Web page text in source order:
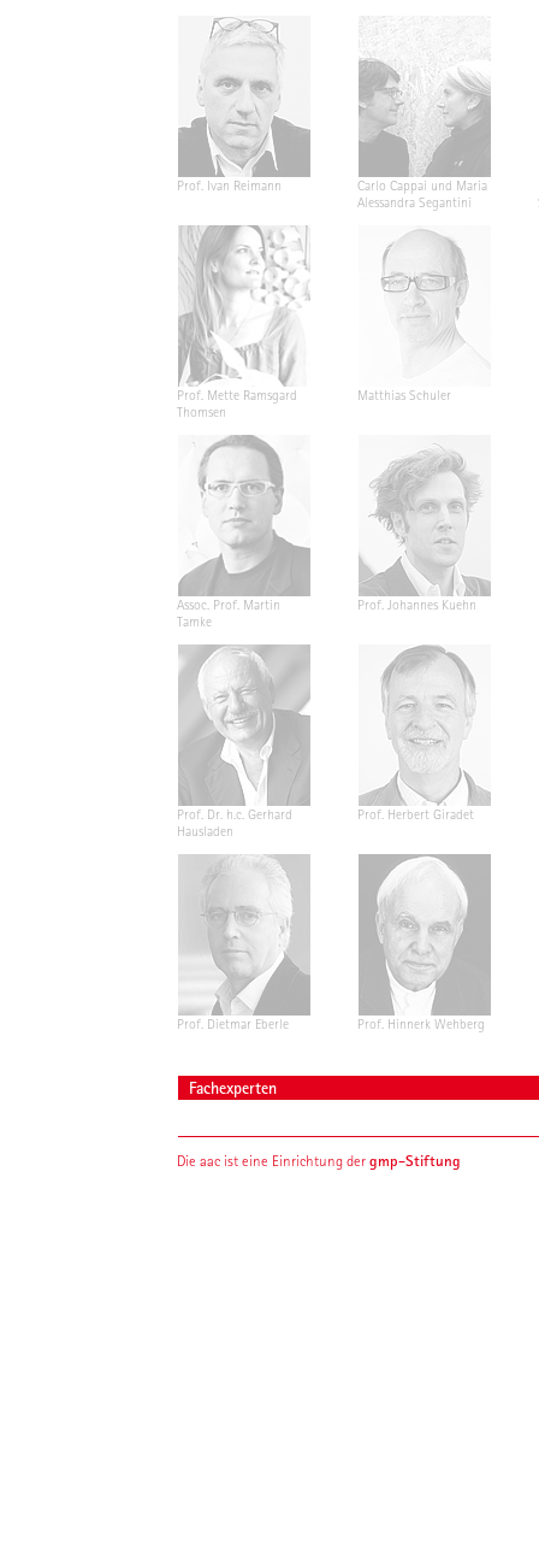
Prof. Ivan Reimann
Carlo Cappai und Maria
Alessandra Segantini
Prof. Mette Ramsgard
Thomsen
Matthias Schuler
Assoc. Prof. Martin
Tamke
Prof. Johannes Kuehn
Prof. Dr. h.c. Gerhard
Hausladen
Prof. Herbert Giradet
Prof. Dietmar Eberle Prof. Hinnerk Wehberg
Fachexperten
Die aac ist eine Einrichtung dergmp-Stiftung